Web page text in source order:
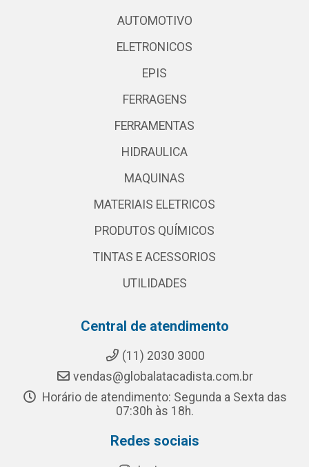
AUTOMOTIVO
ELETRONICOS
EPIS
FERRAGENS
FERRAMENTAS
HIDRAULICA
MAQUINAS
MATERIAIS ELETRICOS
PRODUTOS QUÍMICOS
TINTAS E ACESSORIOS
UTILIDADES
Central de atendimento
(11) 2030 3000
vendas@globalatacadista.com.br
Horário de atendimento: Segunda a Sexta das
07:30h às 18h.
Redes sociais